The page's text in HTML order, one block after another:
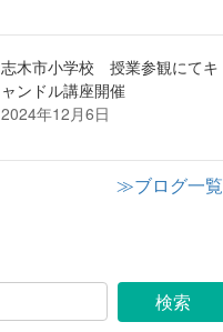
志木市小学校 授業参観にてキ
ャンドル講座開催
2024年12月6日
≫ブログ一覧